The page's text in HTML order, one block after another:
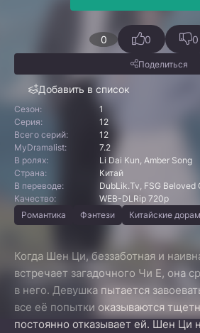
0
Добавить в список
0 0
Поделиться
Сезон:
1
Серия:
12
Всего серий:
12
MyDramalist:
7.2
В ролях:
Li Dai Kun, Amber Song
Страна:
Китай
В переводе:
DubLik.Tv, FSG Beloved
Качество:
WEB-DLRip 720p
Романтика
Фэнтези Китайские
Когда Шен Ци, беззаботная и
встречает загадочного Чи Е, она
в него. Девушка пытается
все её попытки оказываются
постоянно отказывает ей. Шен Ци